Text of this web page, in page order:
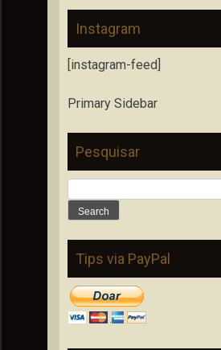
Instagram
[instagram-feed]
Primary Sidebar
Pesquisar
for:
Tips via PayPal